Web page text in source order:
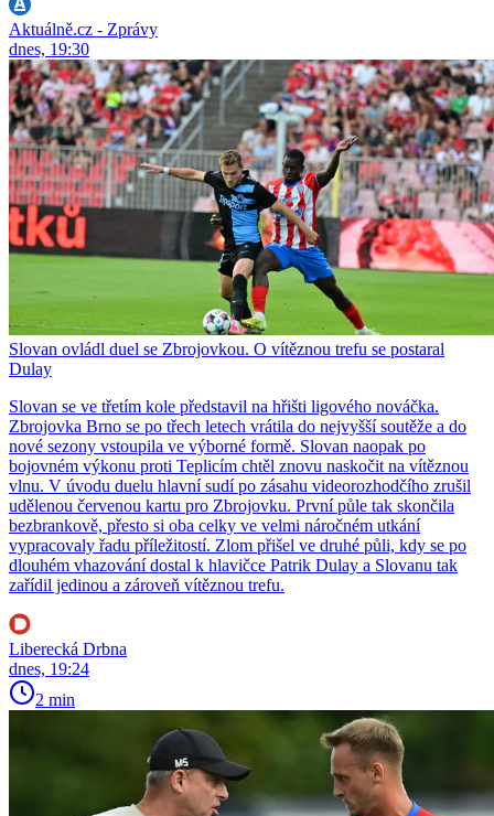
Aktuálně.cz - Zprávy
dnes, 19:30
Slovan ovládl duel se Zbrojovkou. O vítěznou trefu se postaral
Dulay
Slovan se ve třetím kole představil na hřišti ligového nováčka.
Zbrojovka Brno se po třech letech vrátila do nejvyšší soutěže a do
nové sezony vstoupila ve výborné formě. Slovan naopak po
bojovném výkonu proti Teplicím chtěl znovu naskočit na vítěznou
vlnu. V úvodu duelu hlavní sudí po zásahu videorozhodčího zrušil
udělenou červenou kartu pro Zbrojovku. První půle tak skončila
bezbrankově, přesto si oba celky ve velmi náročném utkání
vypracovaly řadu příležitostí. Zlom přišel ve druhé půli, kdy se po
dlouhém vhazování dostal k hlavičce Patrik Dulay a Slovanu tak
zařídil jedinou a zároveň vítěznou trefu.
Liberecká Drbna
dnes, 19:24
2 min